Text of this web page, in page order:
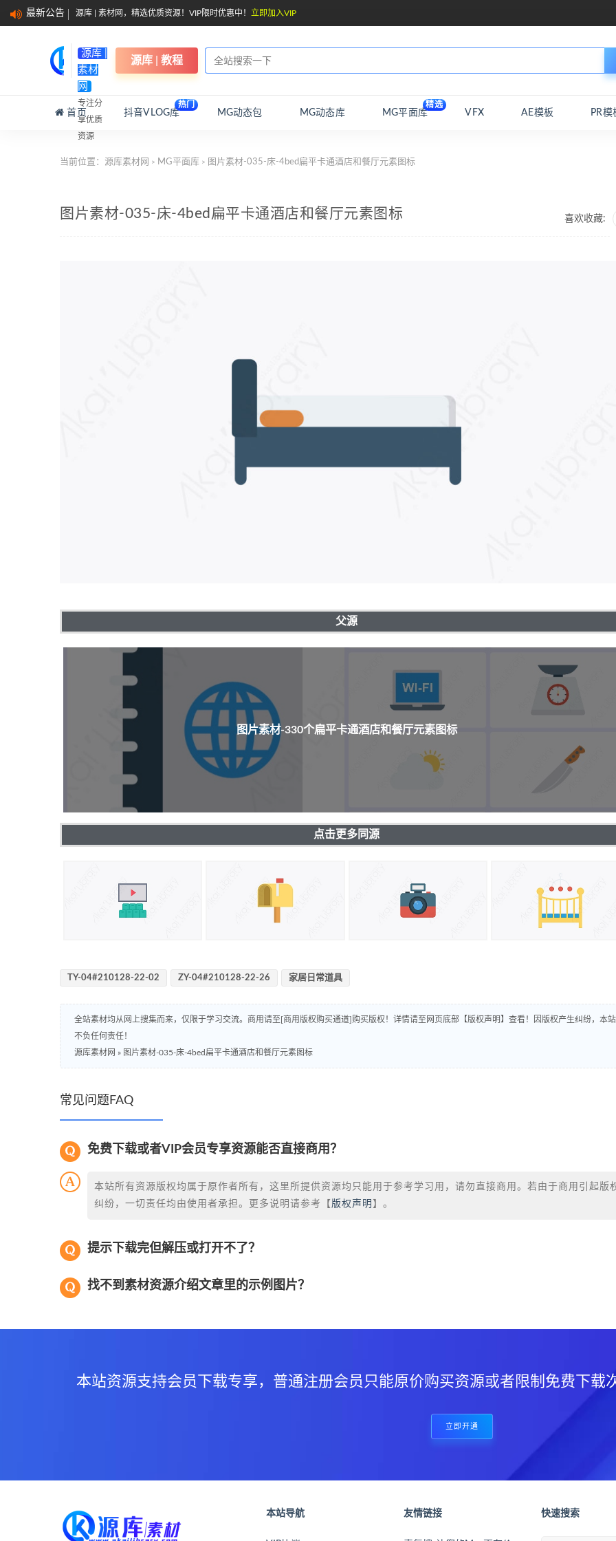
最新公告 源库 | 素材网，精选优质资源！VIP限时优惠中！ 立即加入VIP
源库 |
素材
网
专注分
享优质
资源
源库 | 教程
首页 抖音VLOG库
热门
MG动态包 MG动态库 MG平面库
精选
VFX AE模板 PR模
当前位置： 源库素材网 > MG平面库 > 图片素材-035-床-4bed扁平卡通酒店和餐厅元素图标
喜欢收藏:
图片素材-035-床-4bed扁平卡通酒店和餐厅元素图标
父源
图片素材-330个扁平卡通酒店和餐厅元素图标
点击更多同源
TY-04#210128-22-02 ZY-04#210128-22-26 家居日常道具
全站素材均从网上搜集而来，仅限于学习交流。商用请至[商用版权购买通道]购买版权！详情请至网页底部【版权声明】查看！因版权产生纠纷，本站
不负任何责任！
源库素材网 » 图片素材-035-床-4bed扁平卡通酒店和餐厅元素图标
常见问题FAQ
免费下载或者VIP会员专享资源能否直接商用？
本站所有资源版权均属于原作者所有，这里所提供资源均只能用于参考学习用，请勿直接商用。若由于商用引起版
纠纷，一切责任均由使用者承担。更多说明请参考【 版权声明 】。
提示下载完但解压或打开不了？
找不到素材资源介绍文章里的示例图片？
本站资源支持会员下载专享，普通注册会员只能原价购买资源或者限制免费下载
立即开通
本站导航 友情链接 快速搜索